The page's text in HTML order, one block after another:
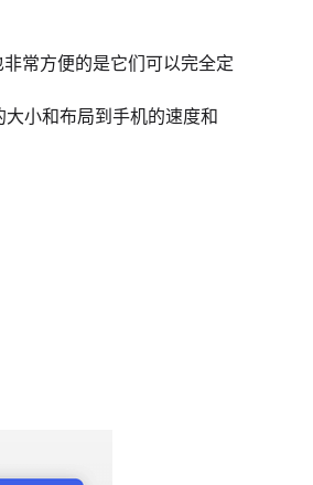
常方便的是它们可以完全定
小和布局到手机的速度和